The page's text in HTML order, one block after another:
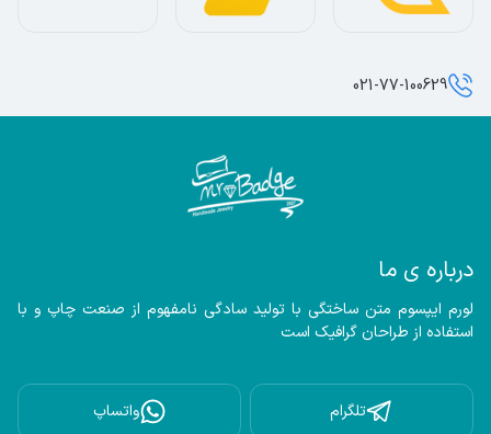
درباره ی ما
استفاده از طراحان گرافیک است
تلگرام واتساپ
021-77-100629